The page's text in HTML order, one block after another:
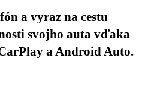
a vyraz na cestu
svojho auta vďaka
a Android Auto.